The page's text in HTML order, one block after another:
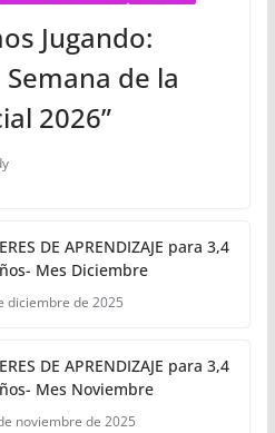
Jugando:
de la
2026”
DE APRENDIZAJE para 3,4
Mes Diciembre
diciembre de 2025
DE APRENDIZAJE para 3,4
Mes Noviembre
noviembre de 2025